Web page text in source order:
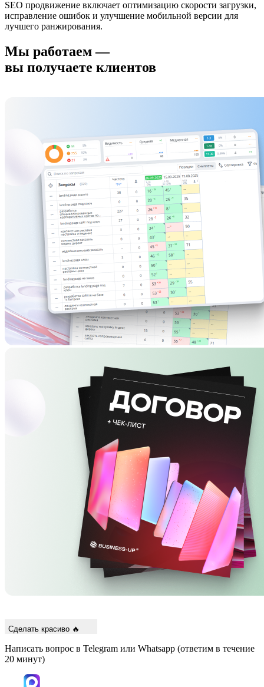
SEO продвижение включает оптимизацию скорости загрузки,
исправление ошибок и улучшение мобильной версии для
лучшего ранжирования.
Мы работаем —
вы получаете клиентов
Сделать красиво 🔥
Написать вопрос в Telegram или Whatsapp (ответим в течение
20 минут)